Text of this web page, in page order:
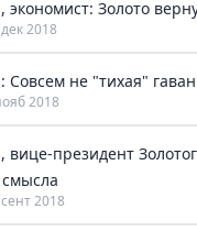
экономист: Золото
2018
Совсем не "тихая"
2018
вице-президент
2018